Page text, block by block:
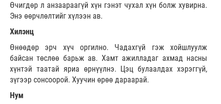
Өчигдөр л анзаараагүй хүн гэнэт чухал хүн болж хувирна.
Энэ өөрчлөлтийг хүлээн ав.
Хилэнц
Өнөөдөр эрч хүч оргилно. Чадахгүй гэж хойшлуулж
байсан төслөө барьж ав. Хамт ажилладаг ахмад насны
хүнтэй таатай яриа өрнүүлнэ. Цэц булаалдах хэрэггүй,
зүгээр сонсоорой. Хуучин өрөө дараарай.
Нум